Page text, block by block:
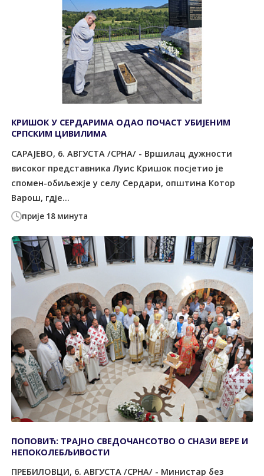
прије 18 минута
КРИШОК У СЕРДАРИМА ОДАО ПОЧАСТ УБИЈЕНИМ
СРПСКИМ ЦИВИЛИМА
САРАЈЕВО, 6. АВГУСТА /СРНА/ - Вршилац дужности
високог представника Луис Кришок посјетио је
спомен-обиљежје у селу Сердари, општина Котор
Варош, гдје...
ПОПОВИЋ: ТРАЈНО СВЕДОЧАНСОТВО О СНАЗИ ВЕРЕ И
НЕПОКОЛЕБЉИВОСТИ
ПРЕБИЛОВЦИ, 6. АВГУСТА /СРНА/ - Министар без